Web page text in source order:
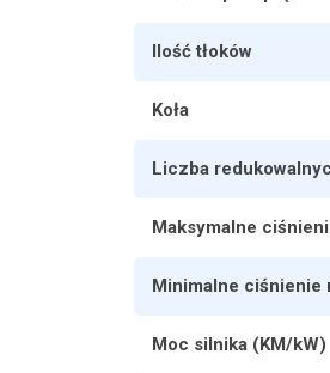
Ilość tłoków
Koła
Liczba
Maksymalne
Minimalne ciśnienie
Moc silnika (KM/kW)